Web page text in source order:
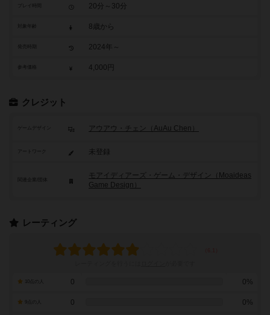
20分～30分
8歳から
2024年～
4,000円
クレジット
アウアウ・チェン（AuAu Chen）
アートワーク 未登録
モアイディアーズ・ゲーム・デザイン（Moaideas
Game Design）
レーティング
0 0%
0 0%